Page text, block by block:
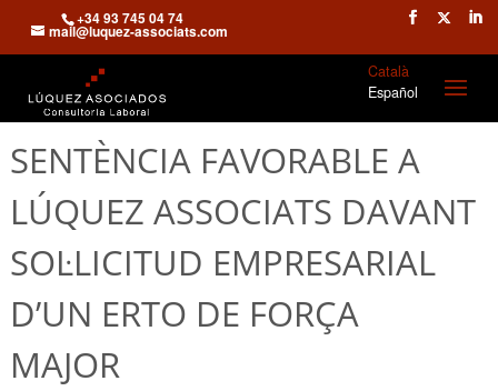
+34 93 745 04 74
mail@luquez-associats.com
Català
Español
SENTÈNCIA FAVORABLE A
LÚQUEZ ASSOCIATS DAVANT
SOL·LICITUD EMPRESARIAL
D’UN ERTO DE FORÇA
MAJOR